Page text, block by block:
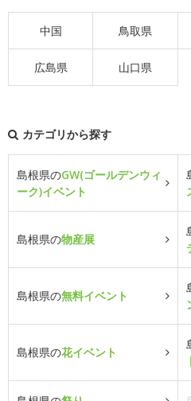
中国 鳥取県
広島県 山口県
カテゴリから探す
島根県のGW(ゴールデンウィ
ーク)イベント
島根県の物産展
島根県の無料イベント
島根県の花イベント